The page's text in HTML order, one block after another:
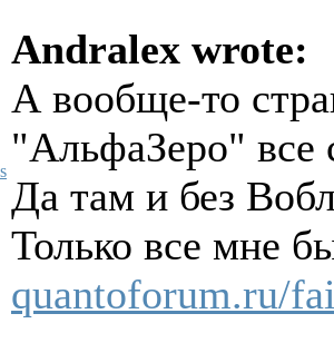
Andralex wrote:
А вообще-то
"АльфаЗеро" все
Да там и без
Только все мне
quantoforum.ru/